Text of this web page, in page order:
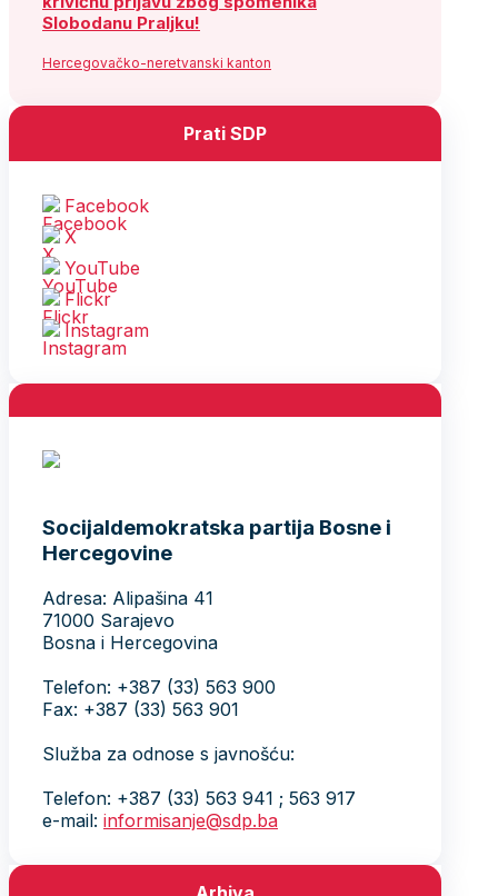
Slobodanu Praljku!
Hercegovačko-neretvanski kanton
Prati SDP
Facebook
X
YouTube
Flickr
Instagram
Socijaldemokratska partija Bosne i
Hercegovine
Adresa: Alipašina 41
71000 Sarajevo
Bosna i Hercegovina
Telefon: +387 (33) 563 900
Fax: +387 (33) 563 901
Služba za odnose s javnošću:
Telefon: +387 (33) 563 941 ; 563 917
e-mail: informisanje@sdp.ba